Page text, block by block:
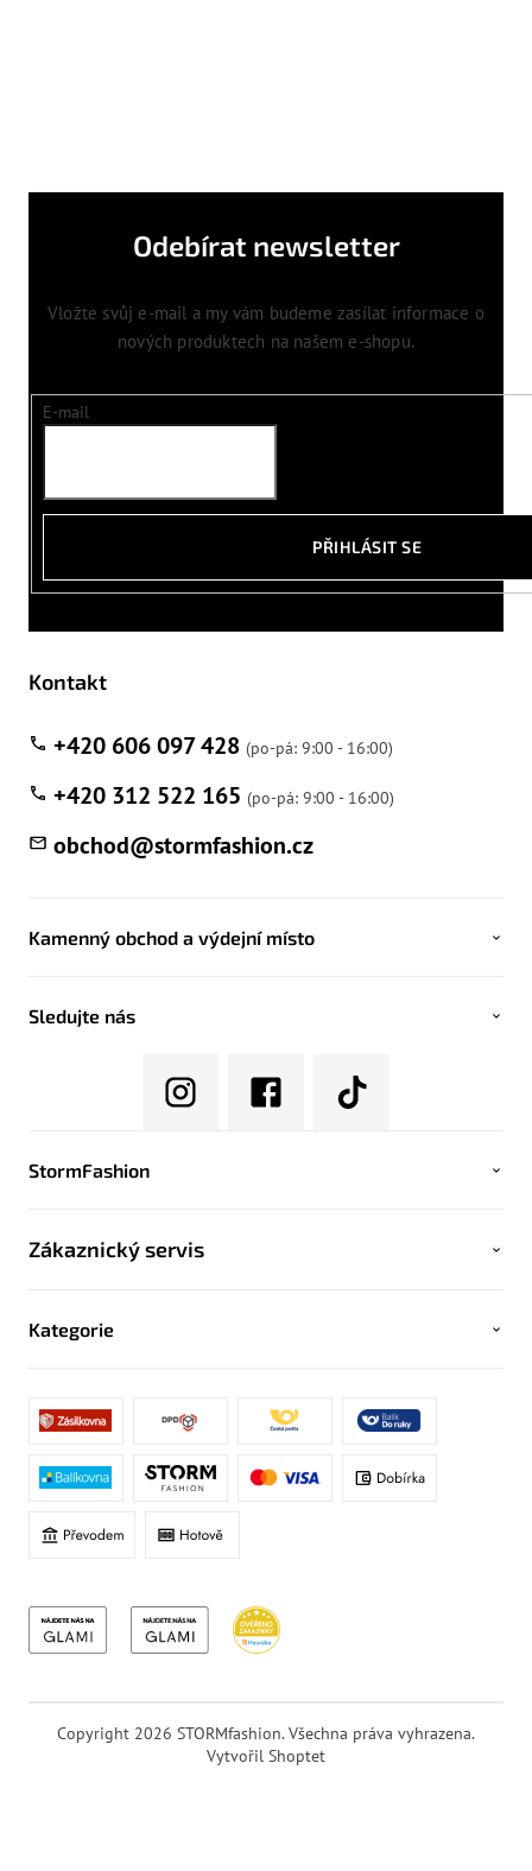
Odebírat newsletter
Vložte svůj e-mail a my vám budeme zasílat informace o
nových produktech na našem e-shopu.
E-mail
PŘIHLÁSIT SE
Kontakt
obchod@stormfashion.cz
+420 606 097 428
+420 312 522 165
Kamenný obchod a výdejní místo
Sledujte nás
StormFashion
Zákaznický servis
Kategorie
Vytvořil Shoptet
Copyright 2026 STORMfashion. Všechna práva vyhrazena.